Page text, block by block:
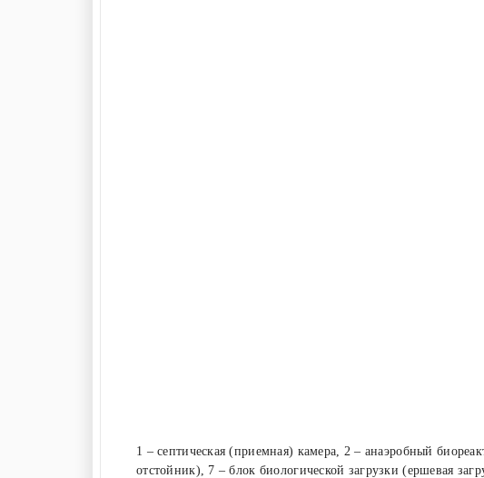
1 – септическая (приемная) камера, 2 – анаэробный
отстойник), 7 – блок биологической загрузки (ершевая